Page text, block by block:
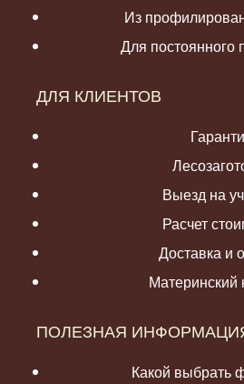
Из
Для постоянного
ДЛЯ КЛИЕНТОВ
Выезд на
Расчет
Доставка и
Материнский
ПОЛЕЗНАЯ
Какой выбрать